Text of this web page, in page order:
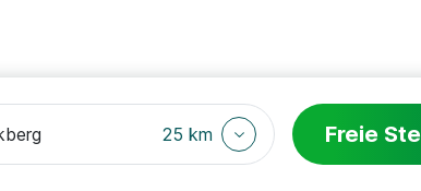
25 km Freie